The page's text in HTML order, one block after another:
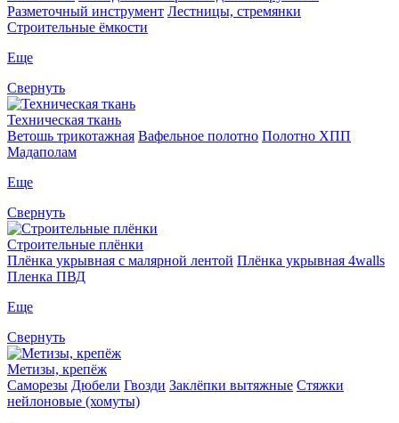
Разметочный инструмент Лестницы, стремянки
Строительные ёмкости
Еще
Свернуть
Техническая ткань
Ветошь трикотажная Вафельное полотно Полотно ХПП
Мадаполам
Еще
Свернуть
Строительные плёнки
Плёнка укрывная с малярной лентой Плёнка укрывная 4walls
Пленка ПВД
Еще
Свернуть
Метизы, крепёж
Саморезы Дюбели Гвозди Заклёпки вытяжные Стяжки
нейлоновые (хомуты)